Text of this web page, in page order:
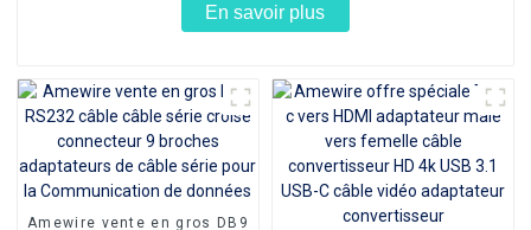
En savoir plus
Amewire vente en gros DB9